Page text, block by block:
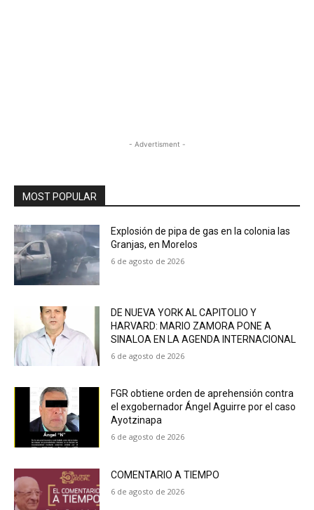
- Advertisment -
MOST POPULAR
Explosión de pipa de gas en la colonia las
Granjas, en Morelos
6 de agosto de 2026
DE NUEVA YORK AL CAPITOLIO Y
HARVARD: MARIO ZAMORA PONE A
SINALOA EN LA AGENDA INTERNACIONAL
6 de agosto de 2026
FGR obtiene orden de aprehensión contra
el exgobernador Ángel Aguirre por el caso
Ayotzinapa
6 de agosto de 2026
COMENTARIO A TIEMPO
6 de agosto de 2026